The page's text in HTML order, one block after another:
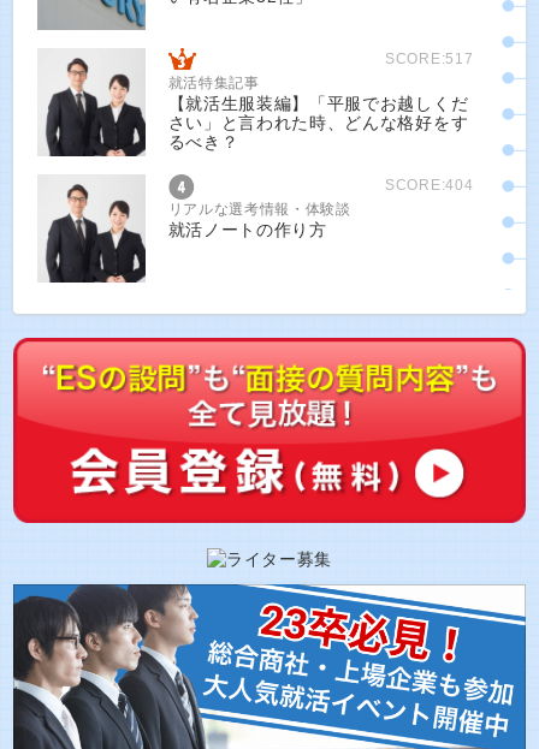
SCORE:517
就活特集記事
【就活生服装編】「平服でお越しくだ
さい」と言われた時、どんな格好をす
るべき？
SCORE:404
リアルな選考情報・体験談
就活ノートの作り方